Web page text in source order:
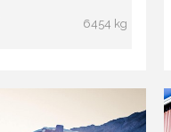
6454 kg